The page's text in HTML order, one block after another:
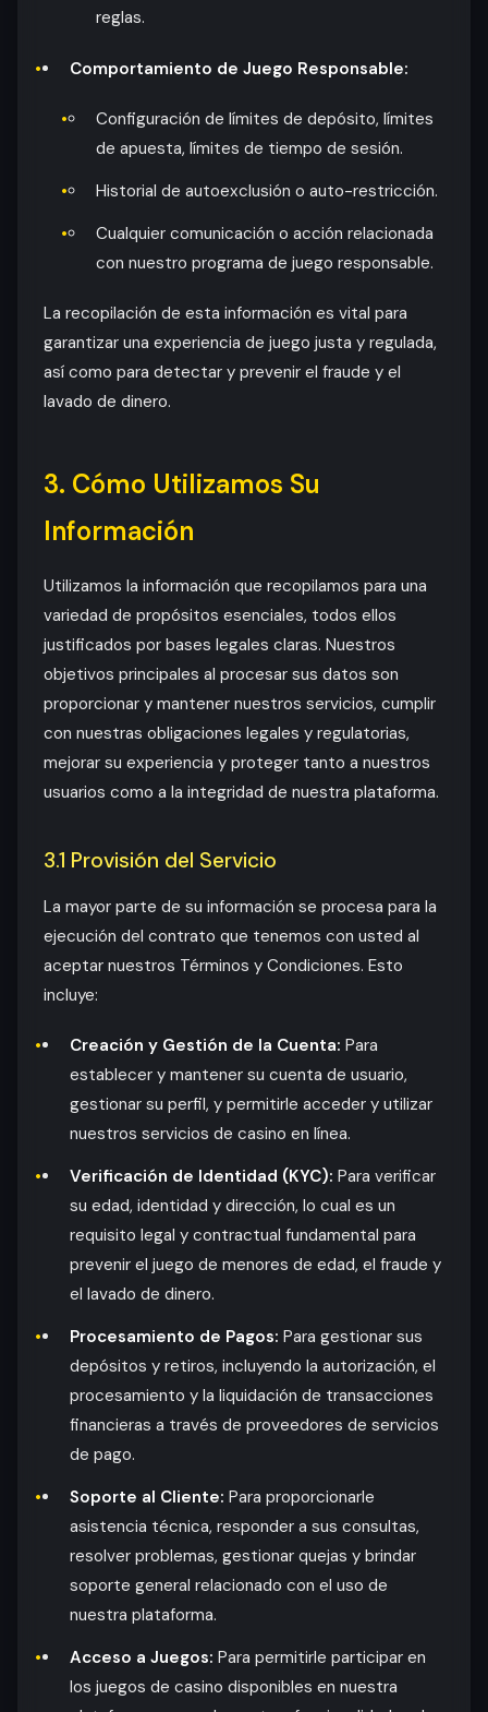
reglas.
Comportamiento de Juego Responsable:
Configuración de límites de depósito, límites
de apuesta, límites de tiempo de sesión.
Historial de autoexclusión o auto-restricción.
Cualquier comunicación o acción relacionada
con nuestro programa de juego responsable.
La recopilación de esta información es vital para
garantizar una experiencia de juego justa y regulada,
así como para detectar y prevenir el fraude y el
lavado de dinero.
3. Cómo Utilizamos Su
Información
Utilizamos la información que recopilamos para una
variedad de propósitos esenciales, todos ellos
justificados por bases legales claras. Nuestros
objetivos principales al procesar sus datos son
proporcionar y mantener nuestros servicios, cumplir
con nuestras obligaciones legales y regulatorias,
mejorar su experiencia y proteger tanto a nuestros
usuarios como a la integridad de nuestra plataforma.
3.1 Provisión del Servicio
La mayor parte de su información se procesa para la
ejecución del contrato que tenemos con usted al
aceptar nuestros Términos y Condiciones. Esto
incluye:
Creación y Gestión de la Cuenta: Para
establecer y mantener su cuenta de usuario,
gestionar su perfil, y permitirle acceder y utilizar
nuestros servicios de casino en línea.
Verificación de Identidad (KYC): Para verificar
su edad, identidad y dirección, lo cual es un
requisito legal y contractual fundamental para
prevenir el juego de menores de edad, el fraude y
el lavado de dinero.
Procesamiento de Pagos: Para gestionar sus
depósitos y retiros, incluyendo la autorización, el
procesamiento y la liquidación de transacciones
financieras a través de proveedores de servicios
de pago.
Soporte al Cliente: Para proporcionarle
asistencia técnica, responder a sus consultas,
resolver problemas, gestionar quejas y brindar
soporte general relacionado con el uso de
nuestra plataforma.
Acceso a Juegos: Para permitirle participar en
los juegos de casino disponibles en nuestra